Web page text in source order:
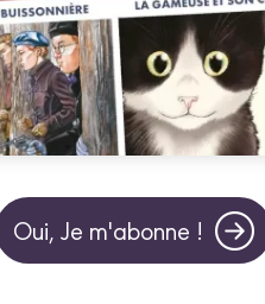
Oui, Je m'abonne !